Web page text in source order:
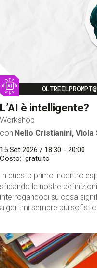
Image
L’AI è intelligente?
Workshop
con Nello Cristianini,
15 Set 2026 / 18:30 - 20:00
Costo
gratuito
In questo primo incontro
sfidando le nostre
interrogandoci su cosa
algoritmi sempre più